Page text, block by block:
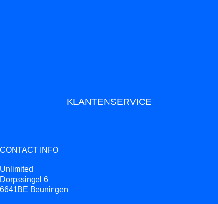
KLANTENSERVICE
CONTACT INFO
Unlimited
Dorpssingel 6
6641BE Beuningen